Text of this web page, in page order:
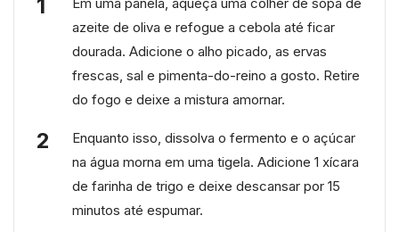
azeite de oliva e refogue a cebola até ficar
dourada. Adicione o alho picado, as ervas
frescas, sal e pimenta-do-reino a gosto. Retire
do fogo e deixe a mistura amornar.
Enquanto isso, dissolva o fermento e o açúcar
na água morna em uma tigela. Adicione 1 xícara
de farinha de trigo e deixe descansar por 15
minutos até espumar.